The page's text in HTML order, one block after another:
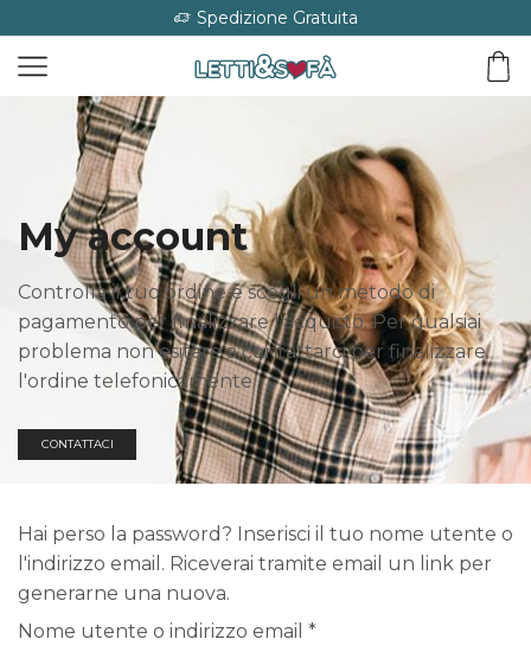
Spedizione Gratuita
My account
Controlla il tuo ordine e scegli un metodo di
pagamento per finalizzare l'acquisto. Per qualsiai
problema non esitare a contattarci per finalizzare
l'ordine telefonicamente.
CONTATTACI
Hai perso la password? Inserisci il tuo nome utente o
l'indirizzo email. Riceverai tramite email un link per
generarne una nuova.
Nome utente o indirizzo email *Richiesto